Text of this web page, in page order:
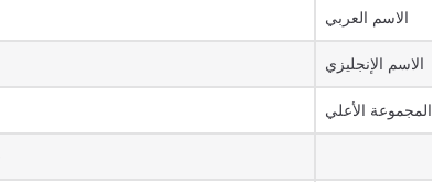
الاسم العربي
الاسم الإنجليزي
المجموعة الأعلي